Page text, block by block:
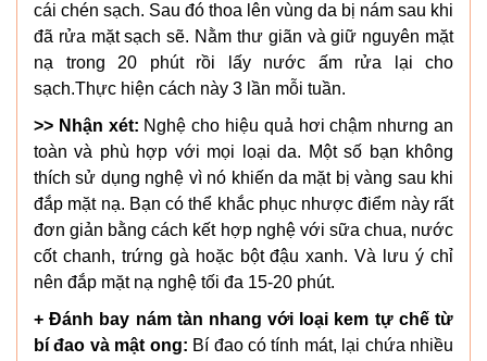
cái chén sạch. Sau đó thoa lên vùng da bị nám sau khi
đã rửa mặt sạch sẽ. Nằm thư giãn và giữ nguyên mặt
nạ trong 20 phút rồi lấy nước ấm rửa lại cho
sạch.Thực hiện cách này 3 lần mỗi tuần.
>> Nhận xét: Nghệ cho hiệu quả hơi chậm nhưng an
toàn và phù hợp với mọi loại da. Một số bạn không
thích sử dụng nghệ vì nó khiến da mặt bị vàng sau khi
đắp mặt nạ. Bạn có thể khắc phục nhược điểm này rất
đơn giản bằng cách kết hợp nghệ với sữa chua, nước
cốt chanh, trứng gà hoặc bột đậu xanh. Và lưu ý chỉ
nên đắp mặt nạ nghệ tối đa 15-20 phút.
+ Đánh bay nám tàn nhang với loại kem tự chế từ
bí đao và mật ong: Bí đao có tính mát, lại chứa nhiều